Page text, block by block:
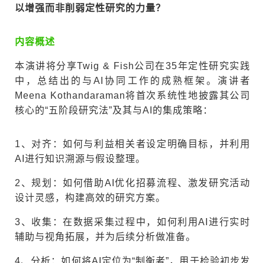
以增强而非削弱定性研究的力量？
内容概述
本演讲将分享Twig & Fish公司在35年定性研究实践
中，总结出的与AI协同工作的成熟框架。演讲者
Meena Kothandaraman将首次系统性地披露其公司
核心的“五阶段研究法”及其与AI的集成策略：
1、对齐：如何与利益相关者设定明确目标，并利用
AI进行知识溯源与假设整理。
2、规划：如何借助AI优化招募流程、激发研究活动
设计灵感，构建高效的研究方案。
3、收集：在数据采集过程中，如何利用AI进行实时
辅助与视角拓展，并为后续分析做准备。
4、分析：如何将AI定位为“制衡者”，用于检验初步发